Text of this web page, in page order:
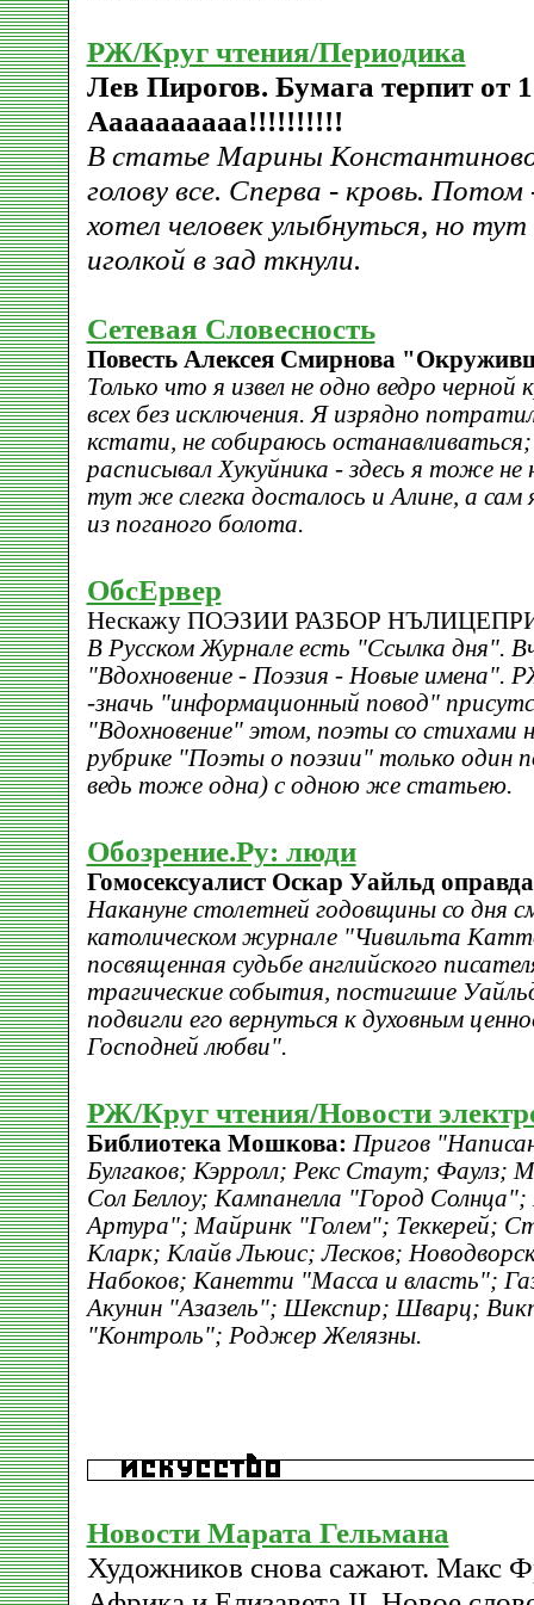
РЖ/Круг чтения/Периодика
Лев Пирогов. Бумага терпит от
Аааааааааа!!!!!!!!!!
В статье Марины
голову все. Сперва - кровь.
хотел человек улыбнуться, но
иголкой в зад ткнули.
Сетевая Словесность
Повесть Алексея Смирнова
Только что я извел не одно ведро
всех без исключения. Я изрядно
кстати, не собираюсь останавливаться;
расписывал Хукуйника - здесь я тоже
тут же слегка досталось и Алине, а
из поганого болота.
ОбсЕрвер
Нескажу ПОЭЗИИ РАЗБОР
В Русском Журнале есть "Ссылка дня".
"Вдохновение - Поэзия - Новые имена".
-значь "информационный повод"
"Вдохновение" этом, поэты со стихами
рубрике "Поэты о поэзии" только один
ведь тоже одна) с одною же статьeю.
Обозрение.Ру: люди
Гомосексуалист Оскар Уайльд
Накануне столетней годовщины со дня
католическом журнале "Чивильта
посвященная судьбе английского
трагические события, постигшие
подвигли его вернуться к духовным
Господней любви".
РЖ/Круг чтения/Новости
Библиотека Мошкова: Пригов
Булгаков; Кэрролл; Рекс Стаут; Фаулз;
Сол Беллоу; Кампанелла "Город
Артура"; Майринк "Голем"; Теккерей;
Кларк; Клайв Льюис; Лесков;
Набоков; Канетти "Масса и власть";
Акунин "Азазель"; Шекспир; Шварц;
"Контроль"; Роджер Желязны.
Новости Марата Гельмана
Художников снова сажают. Макс